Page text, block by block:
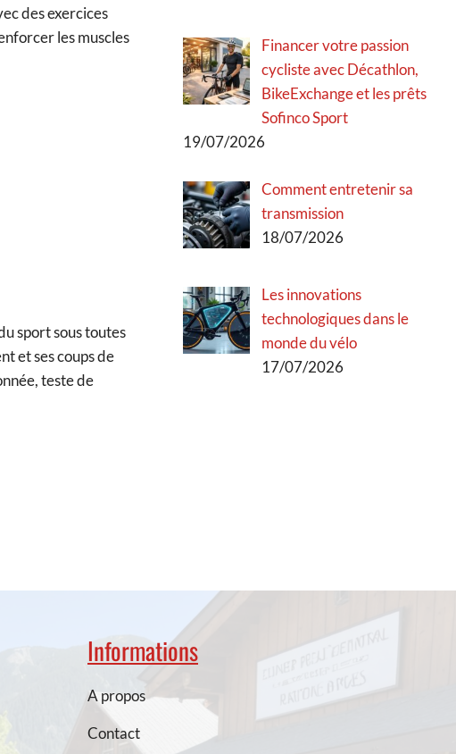
des exercices
les muscles
sport sous toutes
et ses coups de
teste de
Financer votre passion
cycliste avec Décathlon,
BikeExchange et les prêts
Sofinco Sport
19/07/2026
Comment entretenir sa
transmission
18/07/2026
Les innovations
technologiques dans le
monde du vélo
17/07/2026
Informations
A propos
Contact